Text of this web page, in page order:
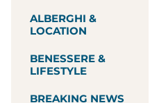
ALBERGHI &
LOCATION
BENESSERE &
LIFESTYLE
BREAKING NEWS